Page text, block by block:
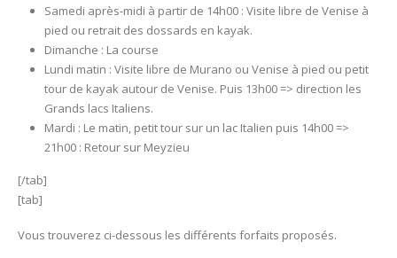
Samedi après-midi à partir de 14h00 : Visite libre de Venise à
pied ou retrait des dossards en kayak.
Dimanche : La course
Lundi matin : Visite libre de Murano ou Venise à pied ou petit
tour de kayak autour de Venise. Puis 13h00 => direction les
Grands lacs Italiens.
Mardi : Le matin, petit tour sur un lac Italien puis 14h00 =>
21h00 : Retour sur Meyzieu
[/tab]
[tab]
Vous trouverez ci-dessous les différents forfaits proposés.